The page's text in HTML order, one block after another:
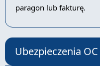
paragon lub fakturę.
Ubezpieczenia